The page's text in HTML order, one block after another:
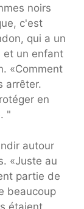
noirs
c'est
qui a un
et un enfant
«Comment
arrêter.
en
"
autour
«Juste au
partie de
beaucoup
étaient